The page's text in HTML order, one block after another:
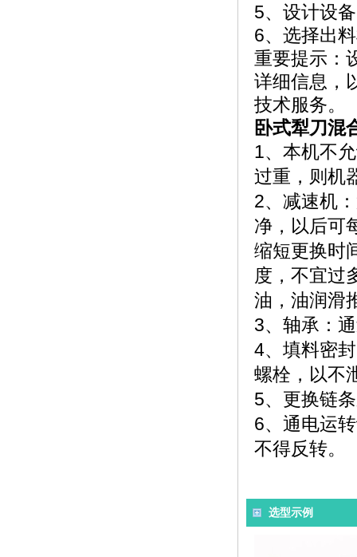
5、设计设
6、选择出
重要提示：
详细信息，
技术服务。
卧式犁刀混
1、本机不
过重，则机
2、减速机
净，以后可
缩短更换时
度，不宜过
油，油润滑
3、轴承：
4、填料密
螺栓，以不
5、更换链
6、通电运
不得反转。
选型示例